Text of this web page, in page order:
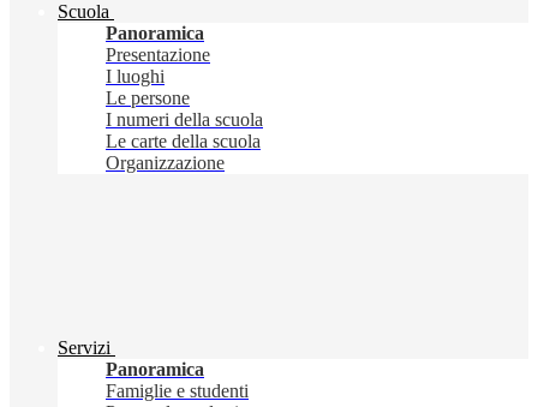
Scuola
Panoramica
Presentazione
I luoghi
Le persone
I numeri della scuola
Le carte della scuola
Organizzazione
Servizi
Panoramica
Famiglie e studenti